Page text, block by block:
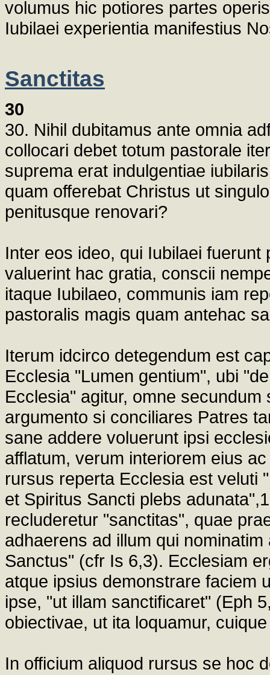
volumus hic potiores partes
Iubilaei experientia manifestius
Sanctitas
30
30. Nihil dubitamus ante omnia
collocari debet totum pastorale
suprema erat indulgentiae
quam offerebat Christus ut
penitusque renovari?
Inter eos ideo, qui Iubilaei
valuerint hac gratia, conscii
itaque Iubilaeo, communis iam
pastoralis magis quam antehac
Iterum idcirco detegendum est
Ecclesia "Lumen gentium", ubi
Ecclesia" agitur, omne
argumento si conciliares Patres
sane addere voluerunt ipsi
afflatum, verum interiorem eius
rursus reperta Ecclesia est veluti
et Spiritus Sancti plebs
recluderetur "sanctitas", quae
adhaerens ad illum qui
Sanctus" (cfr Is 6,3). Ecclesiam
atque ipsius demonstrare faciem
ipse, "ut illam sanctificaret" (Eph
obiectivae, ut ita loquamur,
In officium aliquod rursus se hoc